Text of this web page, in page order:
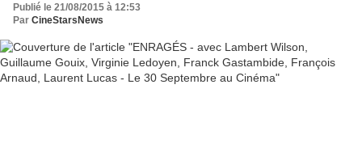
Publié le 21/08/2015 à 12:53
Par CineStarsNews